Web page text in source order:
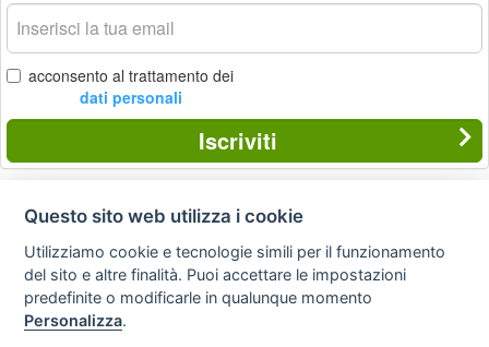
La
tua
email
acconsento al trattamento dei
dati personali
Iscriviti
Privacy
policy
Avviso
legale
Preferenze cookie
Questo sito web utilizza i cookie
Utilizziamo cookie e tecnologie simili per il funzionamento
del sito e altre finalità. Puoi accettare le impostazioni
predefinite o modificarle in qualunque momento
Personalizza.